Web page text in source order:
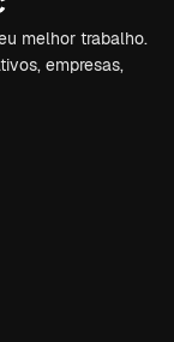
melhor trabalho.
empresas,